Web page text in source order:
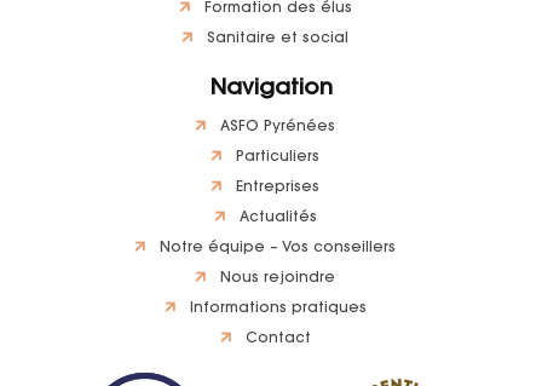
Formation des élus
Sanitaire et social
Navigation
ASFO Pyrénées
Particuliers
Entreprises
Actualités
Notre équipe – Vos conseillers
Nous rejoindre
Informations pratiques
Contact